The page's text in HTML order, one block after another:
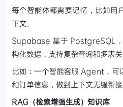
每个智能体都需要记忆，比如用
下文。
Supabase 基于 PostgreSQL
构化数据，支持复杂查询和多表关
比如：一个智能客服 Agent，可
和订单信息，做到上下文无缝衔接
RAG（检索增强生成）知识库